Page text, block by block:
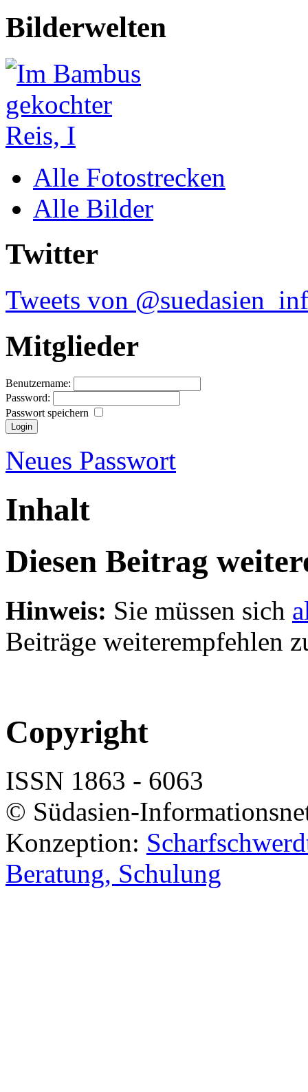
Bilderwelten
Alle Fotostrecken
Alle Bilder
Twitter
Tweets von
Mitglieder
Benutzername:
Password:
Passwort speichern
Neues Passwort
Inhalt
Diesen Beitrag
Hinweis: Sie müssen sich
Beiträge weiterempfehlen
Copyright
ISSN 1863 - 6063
© Südasien-
Konzeption:
Beratung, Schulung